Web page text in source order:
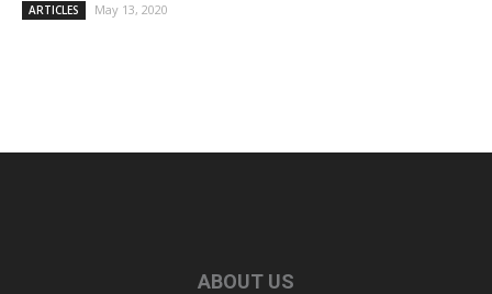
ARTICLES May 13, 2020
ABOUT US